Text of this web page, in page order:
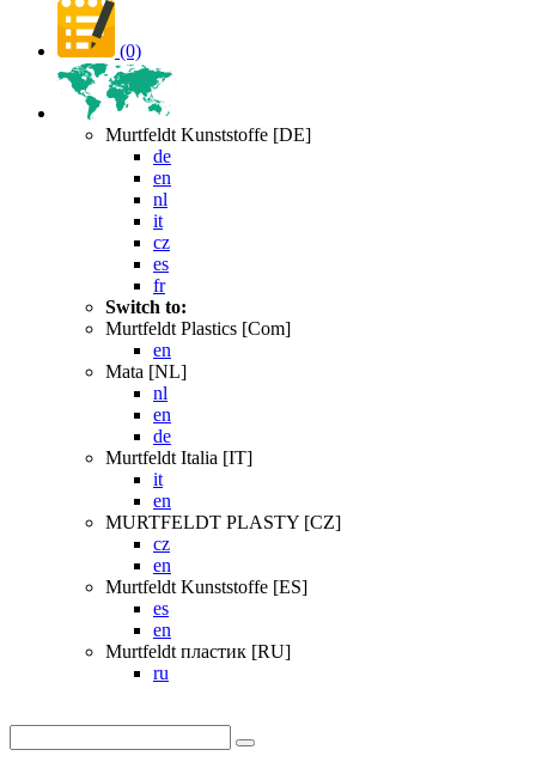
(0)
Murtfeldt Kunststoffe [DE]
de
en
nl
it
cz
es
fr
Switch to:
Murtfeldt Plastics [Com]
en
Mata [NL]
nl
en
de
Murtfeldt Italia [IT]
it
en
MURTFELDT PLASTY [CZ]
cz
en
Murtfeldt Kunststoffe [ES]
es
en
Murtfeldt пластик [RU]
ru